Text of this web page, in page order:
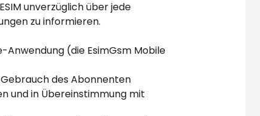
unverzüglich über jede
zu informieren.
Anwendung (die EsimGsm Mobile
des Abonnenten
und in Übereinstimmung mit